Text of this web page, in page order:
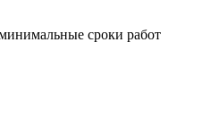
сроки работ